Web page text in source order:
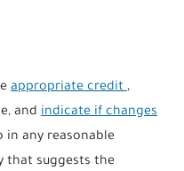
appropriate credit,
and indicate if changes
in any reasonable
that suggests the